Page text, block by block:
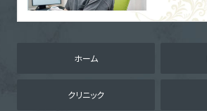
ホーム
クリニック